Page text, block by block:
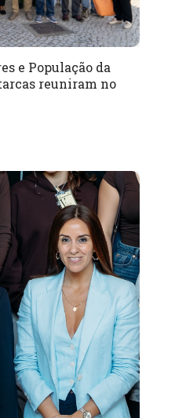
e População da
reuniram no